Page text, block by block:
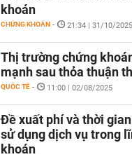
khoán
CHỨNG KHOÁN - 21:34 | 31/10/2025
Thị trường chứng
mạnh sau thỏa thuận
QUỐC TẾ - 11:00 | 02/08/2025
Đề xuất phí và thời
sử dụng dịch vụ trong
khoán